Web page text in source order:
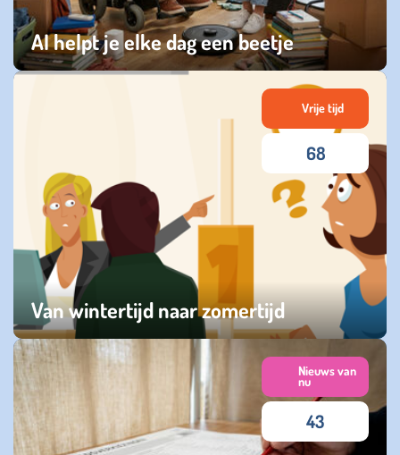
AI helpt je elke dag een beetje
donderdag 16 april 2026
Van wintertijd naar zomertijd
zaterdag 28 maart 2026
Vrije tijd
68
Nieuws van
nu
43